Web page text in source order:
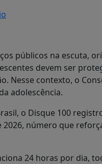
públicos na escuta,
devem ser
Nesse contexto, o
adolescência.
o Disque 100
número que
24 horas por dia,